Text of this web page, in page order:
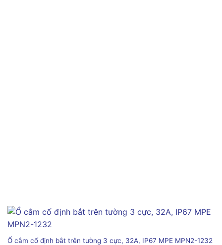
Ổ cắm cố định bắt trên tường 3 cực, 32A, IP67 MPE MPN2-1232